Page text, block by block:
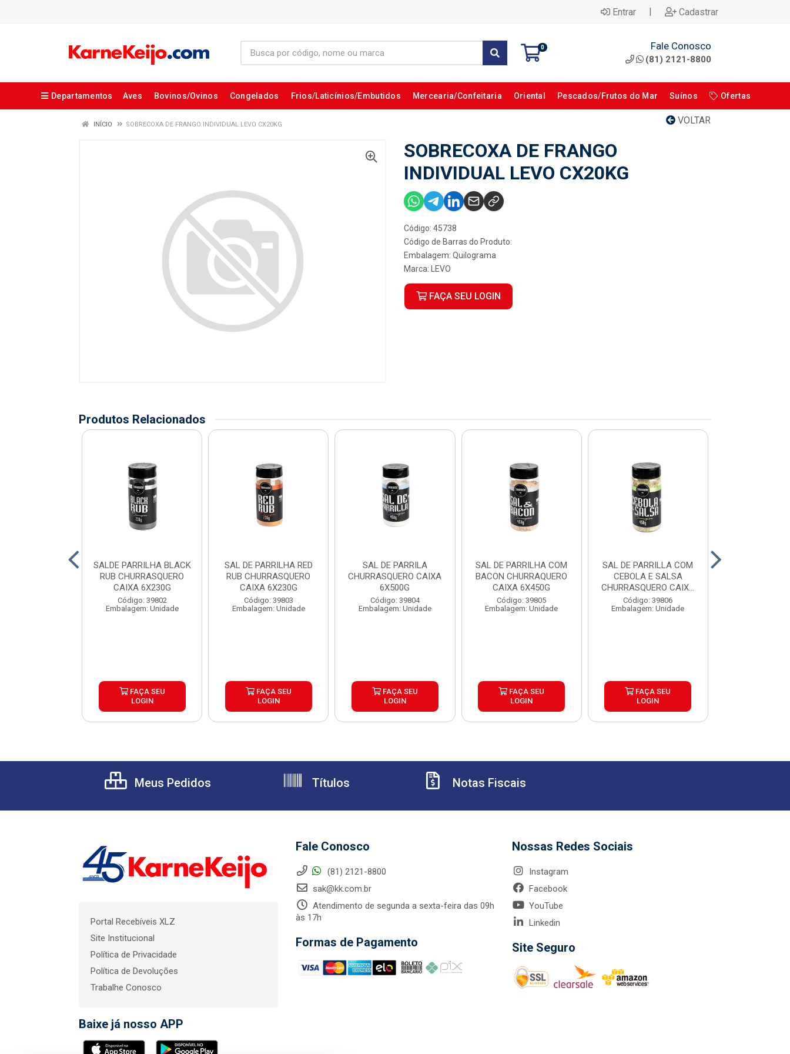
Entrar | Cadastrar
0 Fale Conosco
(81) 2121-8800
Departamentos Aves Bovinos/Ovinos Congelados Frios/Laticínios/Embutidos Mercearia/Confeitaria Oriental Pescados/Frutos do Mar Suínos Ofertas
VOLTAR
INÍCIO SOBRECOXA DE FRANGO INDIVIDUAL LEVO CX20KG
SOBRECOXA DE FRANGO
INDIVIDUAL LEVO CX20KG
Código: 45738
Código de Barras do Produto:
Embalagem: Quilograma
Marca:
LEVO
FAÇA SEU LOGIN
Produtos Relacionados
SALDE PARRILHA BLACK
RUB CHURRASQUERO
CAIXA 6X230G
Código: 39802
Embalagem: Unidade
FAÇA SEU
LOGIN
SAL DE PARRILHA RED
RUB CHURRASQUERO
CAIXA 6X230G
Código: 39803
Embalagem: Unidade
FAÇA SEU
LOGIN
SAL DE PARRILA
CHURRASQUERO CAIXA
6X500G
Código: 39804
Embalagem: Unidade
FAÇA SEU
LOGIN
SAL DE PARRILHA COM
BACON CHURRAQUERO
CAIXA 6X450G
Código: 39805
Embalagem: Unidade
FAÇA SEU
LOGIN
SAL DE PARRILLA COM
CEBOLA E SALSA
CHURRASQUERO CAIXA
6X450G
Código: 39806
Embalagem: Unidade
FAÇA SEU
LOGIN
Meus Pedidos Títulos Notas Fiscais
Portal Recebíveis XLZ
Site Institucional
Política de Privacidade
Política de Devoluções
Trabalhe Conosco
Baixe já nosso APP
Fale Conosco
(81) 2121-8800
sak@kk.com.br
Atendimento de segunda a sexta-feira das 09h
às 17h
Formas de Pagamento
Nossas Redes Sociais
Instagram
Facebook
YouTube
Linkedin
Site Seguro